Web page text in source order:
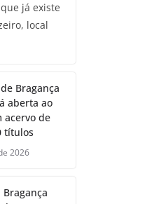
já existe
local
Bragança
aberta ao
acervo de
títulos
2026